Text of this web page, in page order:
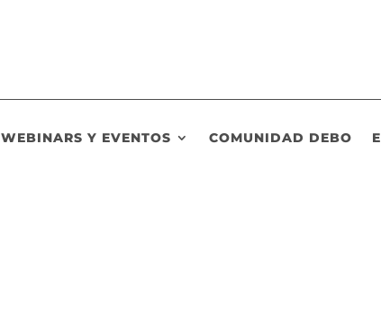
WEBINARS Y EVENTOS COMUNIDAD DEBO